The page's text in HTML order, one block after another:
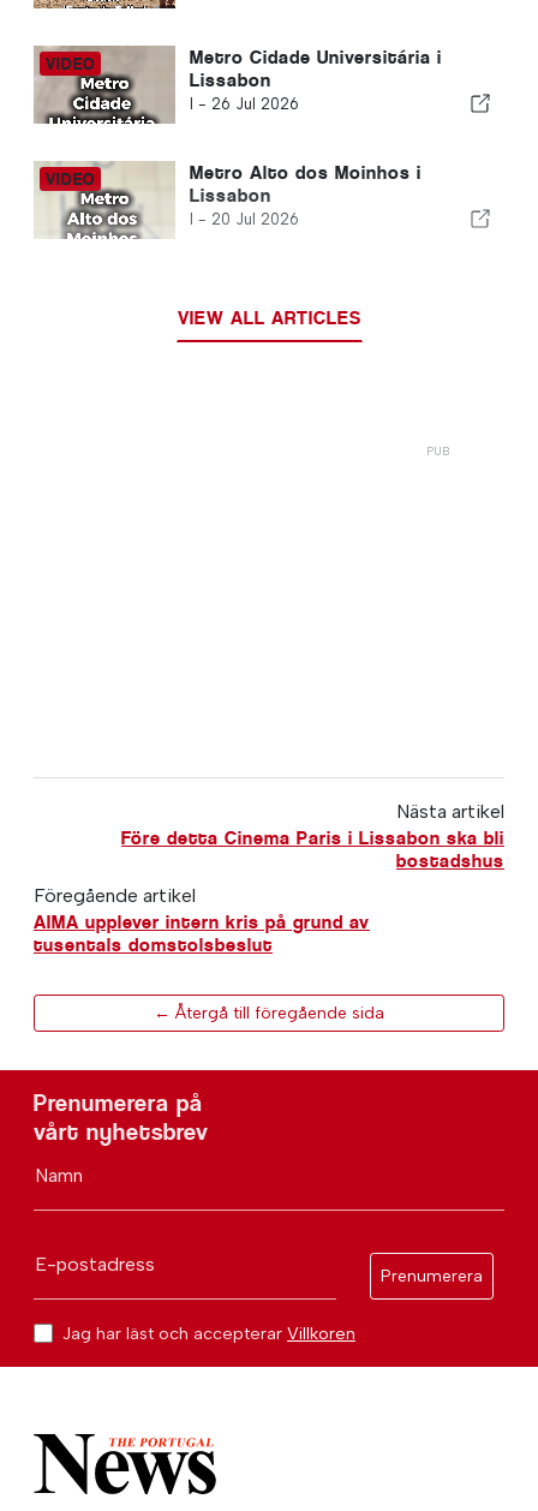
Metro Cidade Universitária i
Lissabon
I - 26 Jul 2026
Metro Alto dos Moinhos i
Lissabon
I - 20 Jul 2026
VIEW ALL ARTICLES
Nästa artikel
Före detta Cinema Paris i Lissabon ska bli
bostadshus
Föregående artikel
AIMA upplever intern kris på grund av
tusentals domstolsbeslut
← Återgå till föregående sida
Prenumerera på
vårt nyhetsbrev
Namn
E-postadress
Prenumerera
Jag har läst och accepterar Villkoren